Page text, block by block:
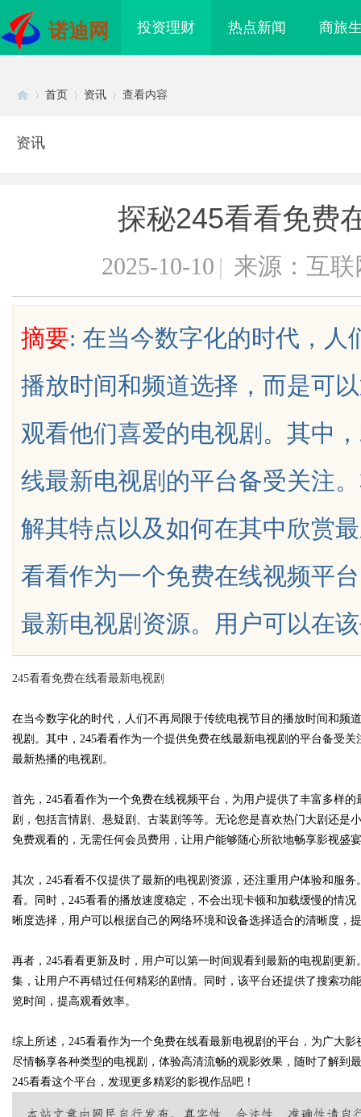
诺迪网 投资理财 热点新闻 商旅
uz
首页 资讯 查看内容
资讯
探秘245看看免费
2025-10-10 | 来源：互联
摘要: 在当今数字化的时代，人
播放时间和频道选择，而是可
观看他们喜爱的电视剧。其中
线最新电视剧的平台备受关注
解其特点以及如何在其中欣赏
看看作为一个免费在线视频平
最新电视剧资源。用户可以在
245看看免费在线看最新电视剧
在当今数字化的时代，人们不再局限于传统电视节目的播放时间和频
视剧。其中，245看看作为一个提供免费在线最新电视剧的平台备受
最新热播的电视剧。
首先，245看看作为一个免费在线视频平台，为用户提供了丰富多样
剧，包括言情剧、悬疑剧、古装剧等等。无论您是喜欢热门大剧还是
免费观看的，无需任何会员费用，让用户能够随心所欲地畅享影视盛
其次，245看看不仅提供了最新的电视剧资源，还注重用户体验和服
看。同时，245看看的播放速度稳定，不会出现卡顿和加载缓慢的情
晰度选择，用户可以根据自己的网络环境和设备选择适合的清晰度，
再者，245看看更新及时，用户可以第一时间观看到最新的电视剧更
集，让用户不再错过任何精彩的剧情。同时，该平台还提供了搜索功
览时间，提高观看效率。
综上所述，245看看作为一个免费在线看最新电视剧的平台，为广大
尽情畅享各种类型的电视剧，体验高清流畅的观影效果，随时了解到
245看看这个平台，发现更多精彩的影视作品吧！
的革命者